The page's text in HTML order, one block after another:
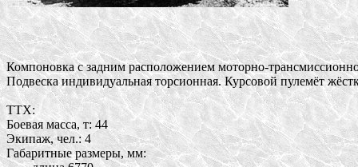
Компоновка с задним расположением моторно-
Подвеска индивидуальная торсионная. Курсовой пулемёт
ТТХ:
Боевая масса, т: 44
Экипаж, чел.: 4
Габаритные размеры, мм: